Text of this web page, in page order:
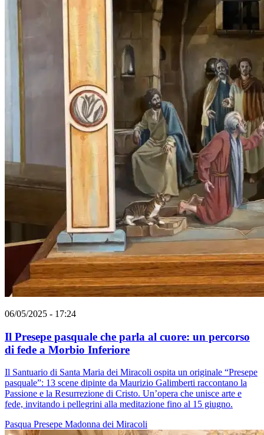
06/05/2025 - 17:24
Il Presepe pasquale che parla al cuore: un percorso
di fede a Morbio Inferiore
Il Santuario di Santa Maria dei Miracoli ospita un originale “Presepe
pasquale”: 13 scene dipinte da Maurizio Galimberti raccontano la
Passione e la Resurrezione di Cristo. Un’opera che unisce arte e
fede, invitando i pellegrini alla meditazione fino al 15 giugno.
Pasqua Presepe Madonna dei Miracoli